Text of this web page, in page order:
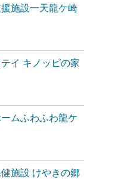
施設一天龍ケ崎
イ キノッピの家
ムふわふわ龍ケ
施設 けやきの郷